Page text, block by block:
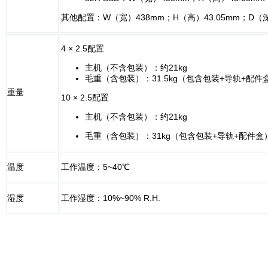
其他配置：W（宽）438mm；H（高）43.05mm；D（
重量
4 × 2.5配置
主机（不含包装）：约21kg
毛重（含包装）：31.5kg（包含包装+导轨+配件盒
10 × 2.5配置
主机（不含包装）：约21kg
毛重（含包装）：31kg（包含包装+导轨+配件盒）
温度 工作温度：5~40℃
湿度 工作湿度：10%~90% R.H.